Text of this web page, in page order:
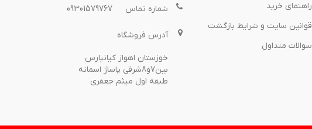
راهنمای خرید
قوانین سایت و شرایط بازگشت
سوالات متداول
شماره تماس 09301579767
آدرس فروشگاه
خوزستان اهواز کیانپارس
بین7و8شرقی پاساژ اسمانه
طبقه اول میثم جعفری